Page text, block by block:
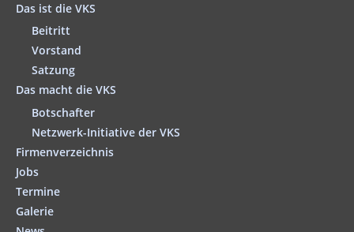
Das ist die VKS
Beitritt
Vorstand
Satzung
Das macht die VKS
Botschafter
Netzwerk-Initiative der VKS
Firmenverzeichnis
Jobs
Termine
Galerie